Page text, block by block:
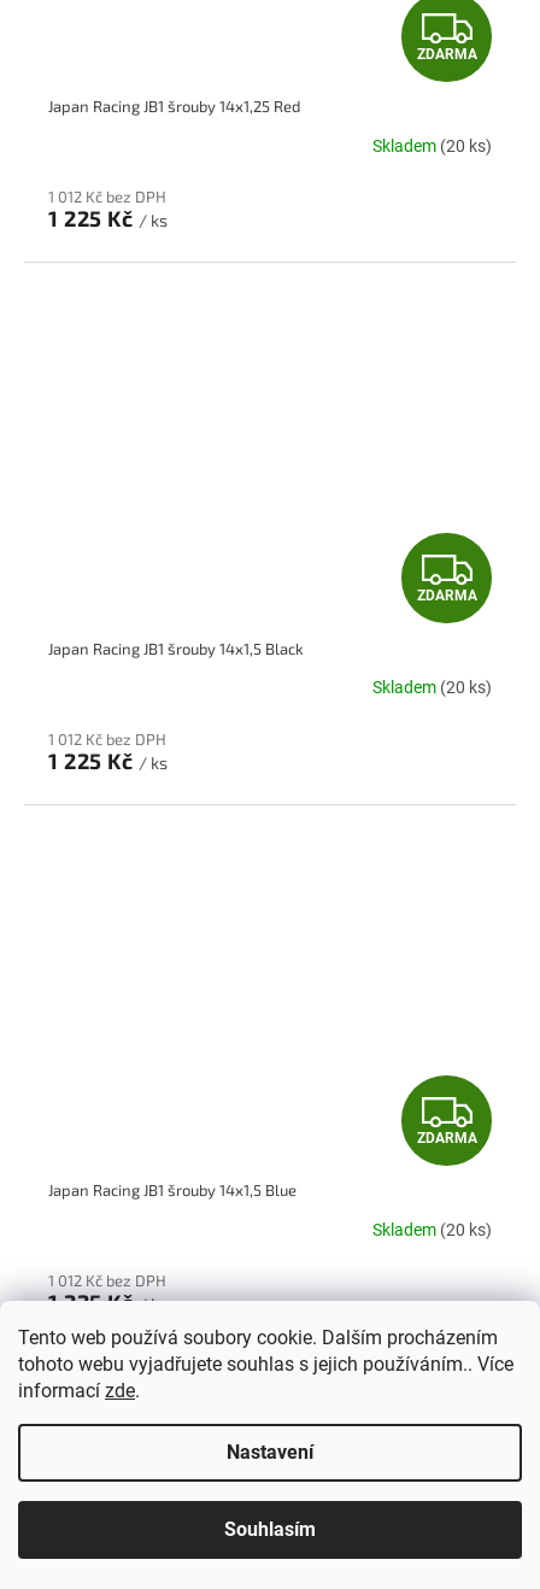
Tento web používá soubory cookie. Dalším procházením
tohoto webu vyjadřujete souhlas s jejich používáním.. Více
informací zde.
Nastavení
Souhlasím
Z
D
A
ZDARMA
Japan Racing JB1 šrouby 14x1,25 Red
Skladem (20 ks)
1 012 Kč bez DPH
1 225 Kč / ks
Z
D
A
A
ZDARMA
Japan Racing JB1 šrouby 14x1,5 Black
Skladem (20 ks)
1 012 Kč bez DPH
1 225 Kč / ks
Z
D
A
M
A
ZDARMA
Japan Racing JB1 šrouby 14x1,5 Blue
Skladem (20 ks)
1 012 Kč bez DPH
1 225 Kč/ ks